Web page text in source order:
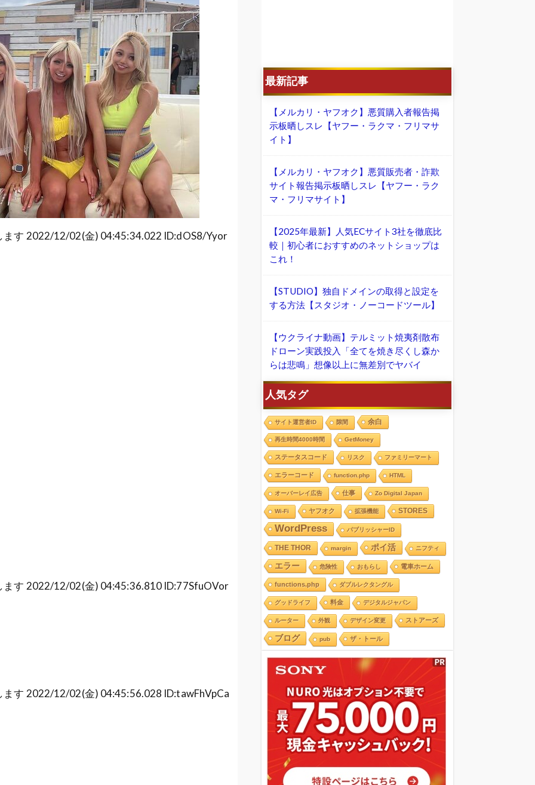
まｗｗｗ
ダメだった…専門家「拝み倒してください」
ものがこちらｗｙｗｙｗｙｗｙｗｗｗ
びまくるｗｗｗ
らほとんどはみ出てる女の子ｗｗｗｗｗｗ
・
す 2022/12/02(金) 04:45:34.022 ID:dOS8/Yyor
す 2022/12/02(金) 04:45:36.810 ID:77SfuOVor
す 2022/12/02(金) 04:45:56.028 ID:tawFhVpCa
最新記事
【メルカリ・ヤフオク】悪質購入者報告掲
示板晒しスレ【ヤフー・ラクマ・フリマサ
イト】
【メルカリ・ヤフオク】悪質販売者・詐欺
サイト報告掲示板晒しスレ【ヤフー・ラク
マ・フリマサイト】
【2025年最新】人気ECサイト3社を徹底比
較｜初心者におすすめのネットショップは
これ！
【STUDIO】独自ドメインの取得と設定を
する方法【スタジオ・ノーコードツール】
【ウクライナ動画】テルミット焼夷剤散布
ドローン実践投入「全てを焼き尽くし森か
らは悲鳴」想像以上に無差別でヤバイ
人気タグ
サイト運営者ID 隙間 余白
再生時間4000時間 GetMoney
ステータスコード リスク ファミリーマート
エラーコード function.php HTML
オーバーレイ広告 仕事 Zo Digital Japan
Wi-Fi ヤフオク 拡張機能 STORES
WordPress パブリッシャーID
THE THOR margin ポイ活 ニフティ
エラー 危険性 おもらし 電車ホーム
functions.php ダブルレクタングル
グッドライフ 料金 デジタルジャパン
ルーター 外観 デザイン変更 ストアーズ
ブログ pub ザ・トール